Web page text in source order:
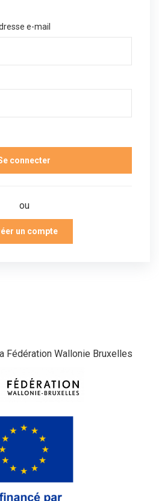
e-mail
ou
un compte
Fédération Wallonie Bruxelles